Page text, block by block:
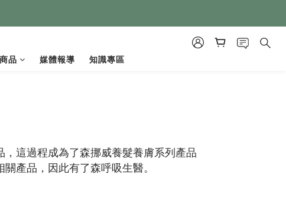
品 媒體報導 知識專區
這過程成為了森挪威養髮養膚系列產品
產品，因此有了森呼吸生醫。